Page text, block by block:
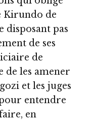
Kirundo de
disposant pas
de ses
de
de les amener
et les juges
entendre
en